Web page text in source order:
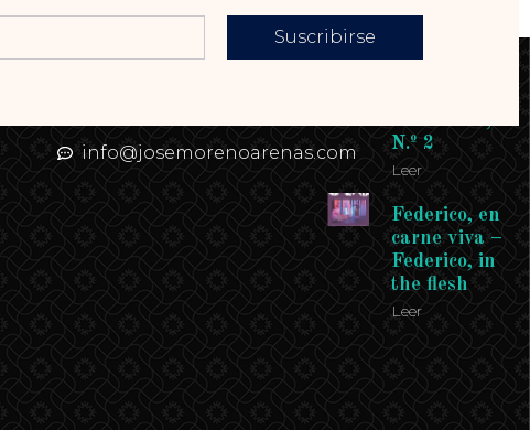
Suscribirse
Contacto
info@josemorenoarenas.com
Enlaces
N.º 2
Leer
Federico, en
carne viva –
Federico, in
the flesh
Leer